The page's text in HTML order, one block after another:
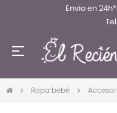
Envio en
Navegación
☰
Ropa bebé